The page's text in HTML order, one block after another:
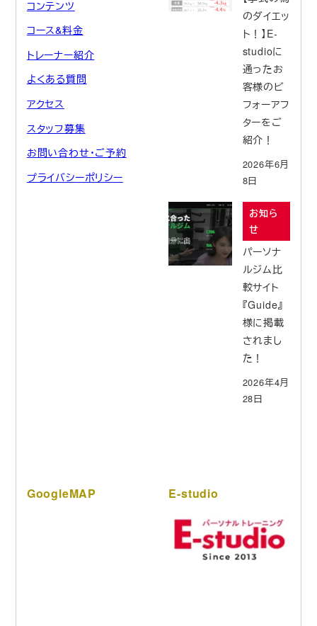
コンテンツ
コース&料金
トレーナー紹介
よくある質問
アクセス
スタッフ募集
お問い合わせ・ご予約
プライバシーポリシー
のダイエッ
ト！】E-
studioに
通ったお
客様のビ
フォーアフ
ターをご
紹介！
2026年6月
8日
お知ら
せ
パーソナ
ルジム比
較サイト
『Guide』
様に掲載
されまし
た！
2026年4月
28日
GoogleMAP E-studio